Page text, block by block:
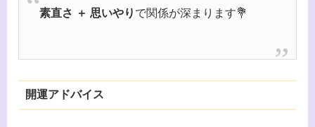
素直さ ＋ 思いやり で関係が深まります💐
開運アドバイス